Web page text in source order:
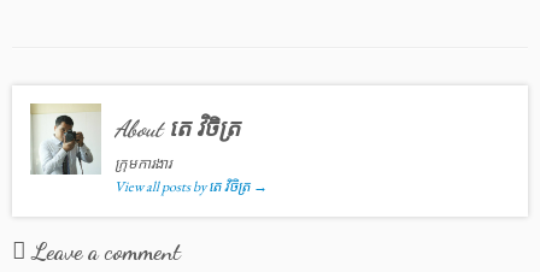
About តេ វិចិត្រ
ក្រុមការងារ
View all posts by តេ វិចិត្រ →
Leave a comment